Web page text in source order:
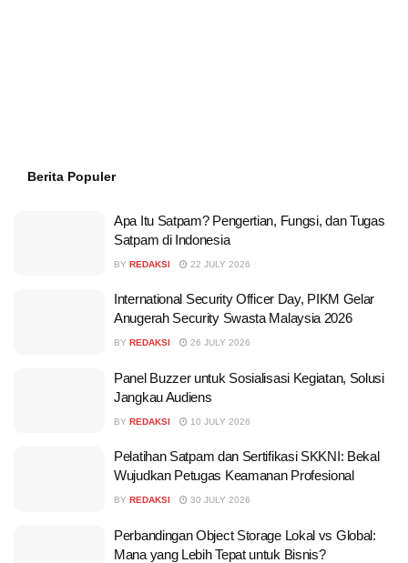
Berita Populer
Apa Itu Satpam? Pengertian, Fungsi, dan Tugas
Satpam di Indonesia
BY REDAKSI 22 JULY 2026
International Security Officer Day, PIKM Gelar
Anugerah Security Swasta Malaysia 2026
BY REDAKSI 26 JULY 2026
Panel Buzzer untuk Sosialisasi Kegiatan, Solusi
Jangkau Audiens
BY REDAKSI 10 JULY 2026
Pelatihan Satpam dan Sertifikasi SKKNI: Bekal
Wujudkan Petugas Keamanan Profesional
BY REDAKSI 30 JULY 2026
Perbandingan Object Storage Lokal vs Global:
Mana yang Lebih Tepat untuk Bisnis?